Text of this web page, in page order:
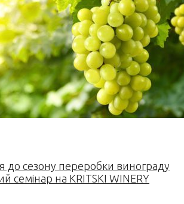
до сезону переробки винограду
семінар на KRITSKI WINERY